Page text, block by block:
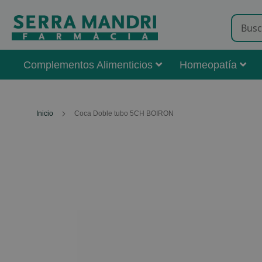
Complementos Alimenticios Homeopatía
Inicio Coca Doble tubo 5CH BOIRON